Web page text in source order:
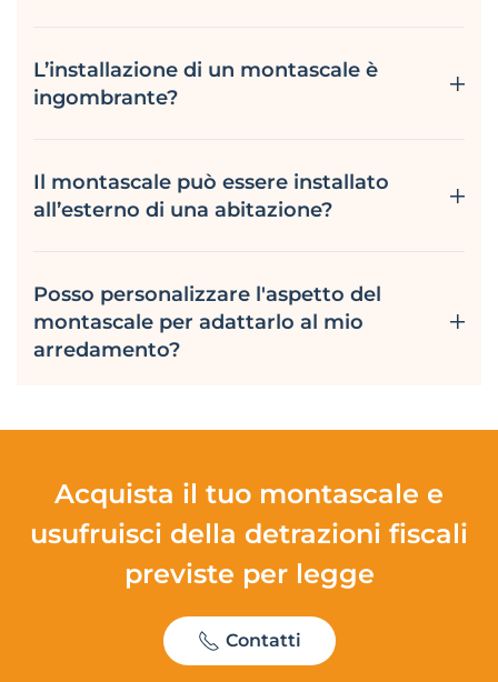
L’installazione di un montascale è
ingombrante?
Il montascale può essere installato
all’esterno di una abitazione?
Posso personalizzare l'aspetto del
montascale per adattarlo al mio
arredamento?
Acquista il tuo montascale e
usufruisci della detrazioni fiscali
previste per legge
Contatti